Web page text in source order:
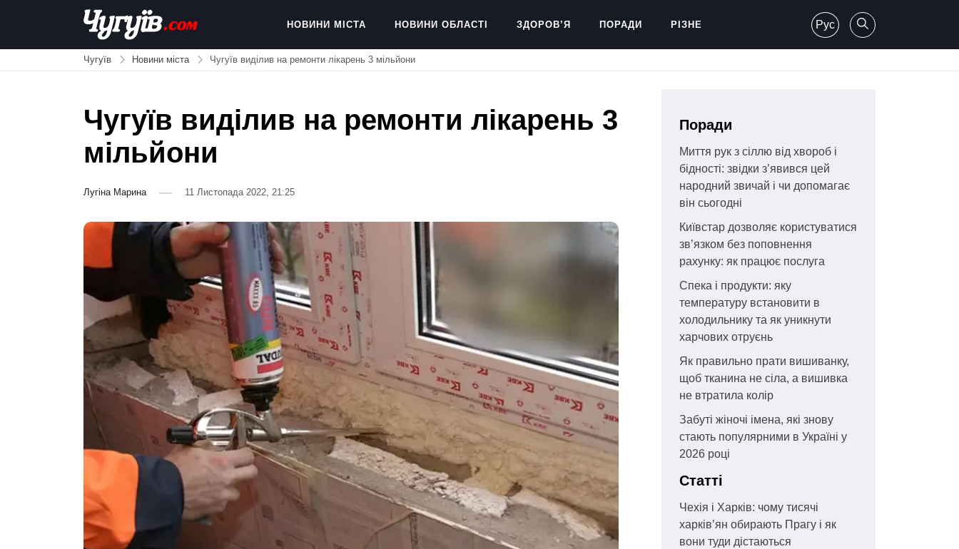
Chuguiv
НОВИНИ МІСТА НОВИНИ ОБЛАСТІ ЗДОРОВ’Я ПОРАДИ РІЗНЕ Рус
Чугуїв Новини міста Чугуїв виділив на ремонти лікарень 3 мільйони
Чугуїв виділив на ремонти лікарень 3
мільйони
Лугіна Марина 11 Листопада 2022, 21:25
Поради
Миття рук з сіллю від хвороб і
бідності: звідки з’явився цей
народний звичай і чи допомагає
він сьогодні
Київстар дозволяє користуватися
зв’язком без поповнення
рахунку: як працює послуга
Спека і продукти: яку
температуру встановити в
холодильнику та як уникнути
харчових отруєнь
Як правильно прати вишиванку,
щоб тканина не сіла, а вишивка
не втратила колір
Забуті жіночі імена, які знову
стають популярними в Україні у
2026 році
Статті
Чехія і Харків: чому тисячі
харків’ян обирають Прагу і як
вони туди дістаються